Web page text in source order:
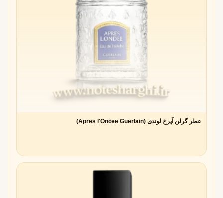
عطر گرلن آپرخ لوندی (Apres l'Ondee Guerlain)